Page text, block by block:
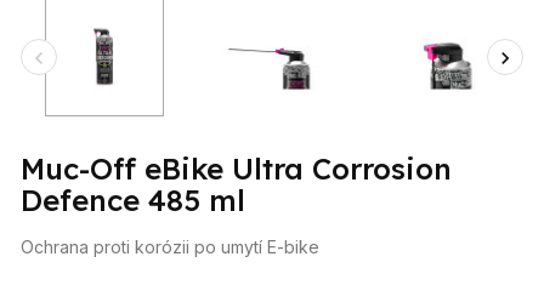
Muc-Off eBike Ultra Corrosion
Defence 485 ml
Ochrana proti korózii po umytí E-bike